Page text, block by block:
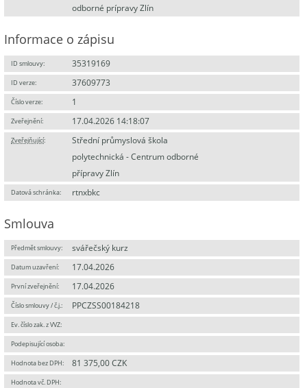
odborné prípravy Zlín
Informace o zápisu
ID smlouvy: 35319169
ID verze: 37609773
Číslo verze: 1
Zveřejnění: 17.04.2026 14:18:07
Zveřejňující:
Střední průmyslová škola
polytechnická - Centrum odborné
přípravy Zlín
Datová schránka: rtnxbkc
Smlouva
Předmět smlouvy: svářečský kurz
Datum uzavření: 17.04.2026
První zveřejnění: 17.04.2026
Číslo smlouvy / č.j.: PPCZSS00184218
Ev. číslo zak. z VVZ:
Podepisující osoba:
Hodnota bez DPH: 81 375,00 CZK
Hodnota vč. DPH: